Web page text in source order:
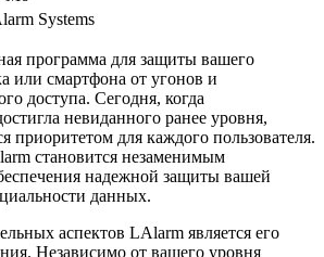
Systems
программа для защиты вашего
или смартфона от угонов и
доступа. Сегодня, когда
невиданного ранее уровня,
приоритетом для каждого пользователя.
становится незаменимым
надежной защиты вашей
данных.
аспектов LAlarm является его
Независимо от вашего уровня